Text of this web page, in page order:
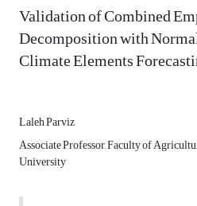
Validation of Combined
Decomposition with
Climate Elements
Laleh Parviz
Associate Professor, Faculty of
University